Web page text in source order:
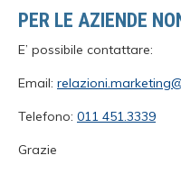
PER LE AZIENDE
E’ possibile contattare:
Email:
Telefono: 011 451.3339
Grazie